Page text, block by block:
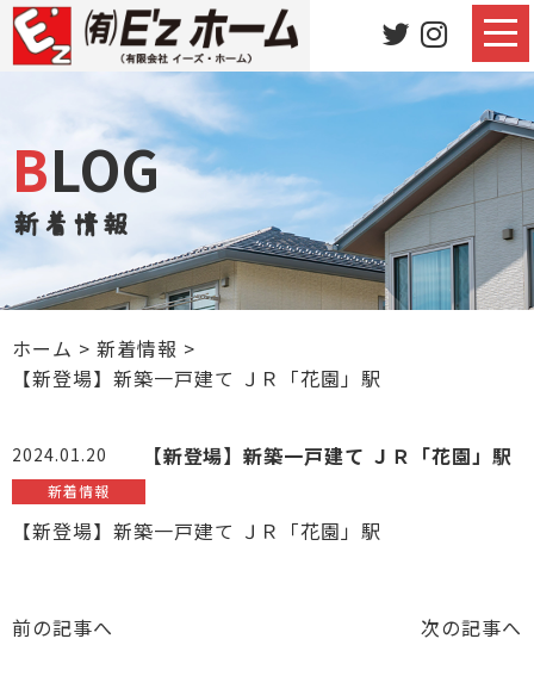
BLOG
新着情報
ホーム > 新着情報 >
【新登場】新築一戸建て ＪＲ「花園」駅
2024.01.20 【新登場】新築一戸建て ＪＲ「花園」駅
新着情報
【新登場】新築一戸建て ＪＲ「花園」駅
前の記事へ 次の記事へ